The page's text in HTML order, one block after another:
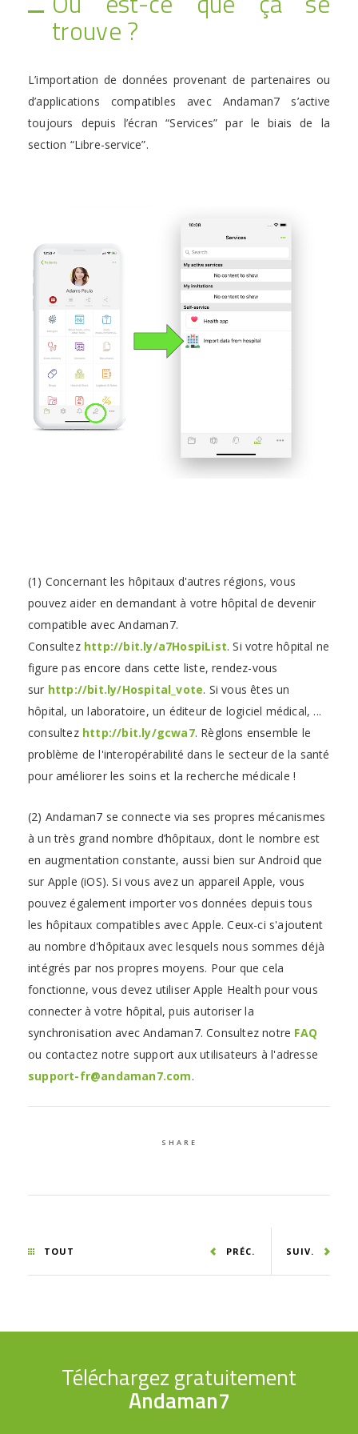
trouve ?
L’importation de données provenant de partenaires ou
d’applications compatibles avec Andaman7 s’active
toujours depuis l’écran “Services” par le biais de la
section “Libre-service”.
(1) Concernant les hôpitaux d'autres régions, vous
pouvez aider en demandant à votre hôpital de devenir
compatible avec Andaman7.
Consultez http://bit.ly/a7HospiList. Si votre hôpital ne
figure pas encore dans cette liste, rendez-vous
sur http://bit.ly/Hospital_vote. Si vous êtes un
hôpital, un laboratoire, un éditeur de logiciel médical, ...
consultez http://bit.ly/gcwa7. Règlons ensemble le
problème de l'interopérabilité dans le secteur de la santé
pour améliorer les soins et la recherche médicale !
(2) Andaman7 se connecte via ses propres mécanismes
à un très grand nombre d’hôpitaux, dont le nombre est
en augmentation constante, aussi bien sur Android que
sur Apple (iOS). Si vous avez un appareil Apple, vous
pouvez également importer vos données depuis tous
les hôpitaux compatibles avec Apple. Ceux-ci s'ajoutent
au nombre d'hôpitaux avec lesquels nous sommes déjà
intégrés par nos propres moyens. Pour que cela
fonctionne, vous devez utiliser Apple Health pour vous
connecter à votre hôpital, puis autoriser la
synchronisation avec Andaman7. Consultez notre FAQ
ou contactez notre support aux utilisateurs à l'adresse
support-fr@andaman7.com.
SHARE
TOUT PRÉC. SUIV.
Téléchargez gratuitement
Andaman7